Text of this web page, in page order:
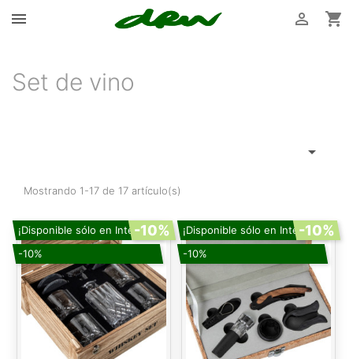
 

Set de vino

Mostrando 1-17 de 17 artículo(s)
¡Disponible sólo en Internet!
-10%
-10%
¡Disponible sólo en Internet!
-10%
-10%